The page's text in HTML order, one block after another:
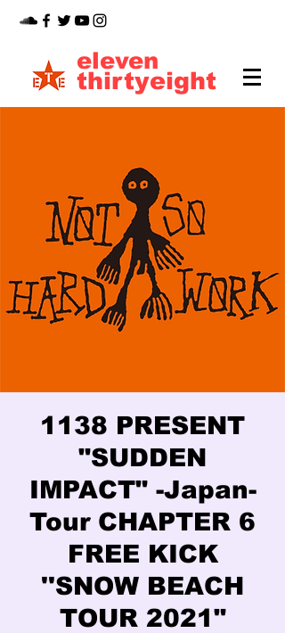
thirtyeight
eleven
1138 PRESENT
"SUDDEN
IMPACT" -Japan-
Tour CHAPTER 6
FREE KICK
''SNOW BEACH
TOUR 2021"